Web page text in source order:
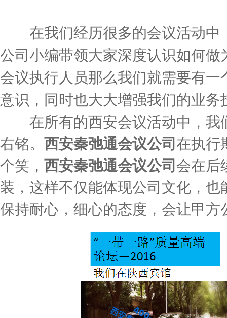
在我们经历很多的会议活动中
公司小编带领大家深度认识如何
会议执行人员那么我们就需要有
意识，同时也大大增强我们的业务
在所有的西安会议活动中，我
右铭。 西安秦弛通会议公司 在执行
个笑， 西安秦弛通会议公司 会在后
装，这样不仅能体现公司文化，
保持耐心，细心的态度，会让甲